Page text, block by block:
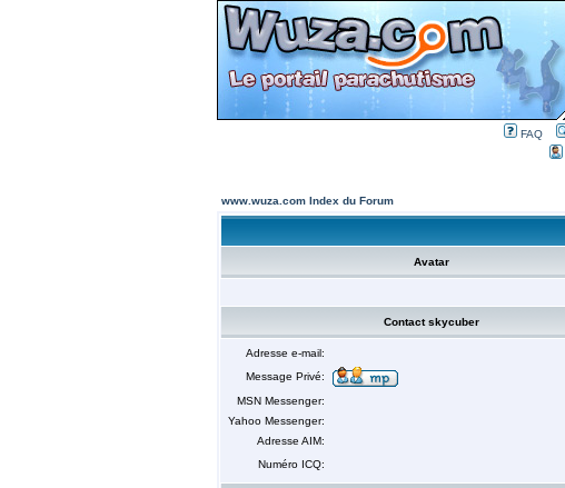
FAQ
www.wuza.com Index du Forum
Avatar
Contact skycuber
Adresse e-mail:
Message Privé:
MSN Messenger:
Yahoo Messenger:
Adresse AIM:
Numéro ICQ: